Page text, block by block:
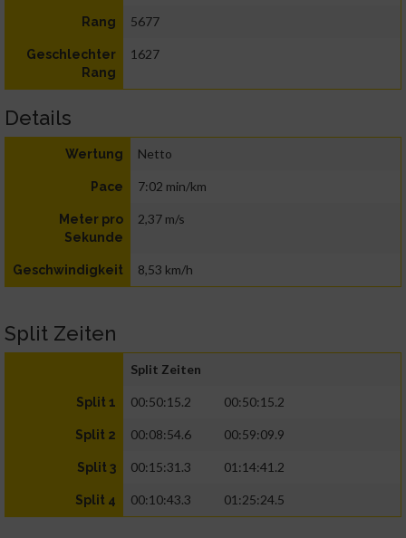
Rang 5677
Geschlechter
Rang
1627
Details
Wertung Netto
Pace 7:02 min/km
Meter pro
Sekunde
2,37 m/s
Geschwindigkeit 8,53 km/h
Split Zeiten
Split Zeiten
Split 1 00:50:15.2 00:50:15.2
Split 2 00:08:54.6 00:59:09.9
Split 3 00:15:31.3 01:14:41.2
Split 4 00:10:43.3 01:25:24.5